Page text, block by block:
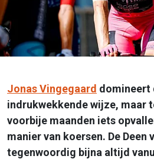
Jonas Vingegaard domineert
indrukwekkende wijze, maar
voorbije maanden iets
manier van koersen. De Deen
tegenwoordig bijna altijd